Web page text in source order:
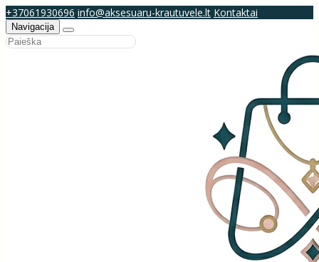
+37061930696 info@aksesuaru-krautuvele.lt Kontaktai
Navigacija